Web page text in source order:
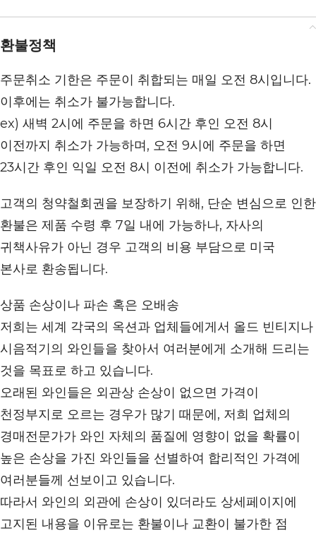
환불정책
주문취소 기한은 주문이 취합되는 매일 오전 8시입니다.
이후에는 취소가 불가능합니다.
ex) 새벽 2시에 주문을 하면 6시간 후인 오전 8시
이전까지 취소가 가능하며, 오전 9시에 주문을 하면
23시간 후인 익일 오전 8시 이전에 취소가 가능합니다.
고객의 청약철회권을 보장하기 위해, 단순 변심으로 인한
환불은 제품 수령 후 7일 내에 가능하나, 자사의
귀책사유가 아닌 경우 고객의 비용 부담으로 미국
본사로 환송됩니다.
상품 손상이나 파손 혹은 오배송
저희는 세계 각국의 옥션과 업체들에게서 올드 빈티지나
시음적기의 와인들을 찾아서 여러분에게 소개해 드리는
것을 목표로 하고 있습니다.
오래된 와인들은 외관상 손상이 없으면 가격이
천정부지로 오르는 경우가 많기 때문에, 저희 업체의
경매전문가가 와인 자체의 품질에 영향이 없을 확률이
높은 손상을 가진 와인들을 선별하여 합리적인 가격에
여러분들께 선보이고 있습니다.
따라서 와인의 외관에 손상이 있더라도 상세페이지에
고지된 내용을 이유로는 환불이나 교환이 불가한 점